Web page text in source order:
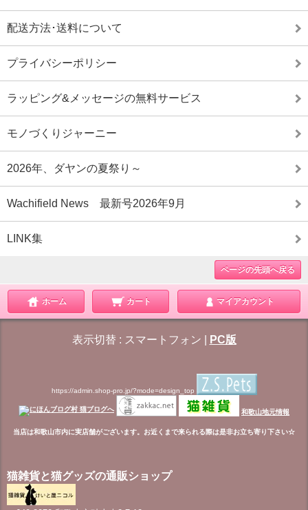
配送方法･送料について
プライバシーポリシー
ラッピング&メッセージの無料サービス
モノづくりジャーニー
2026年、ダヤンの夏祭り～
Wachifield News 最新号2026年9月
LINK集
ページの先頭へ戻る
ホーム カート マイアカウント
表示切替 : スマートフォン PC版
https://admin.shop-pro.jp/?mode=design_top
和歌山地元情報
当店は和歌山市内に実店舗がございます。お近くまで来られる際は是非お立ち寄り下さい☆
猫雑貨と猫グッズの通販ショップ